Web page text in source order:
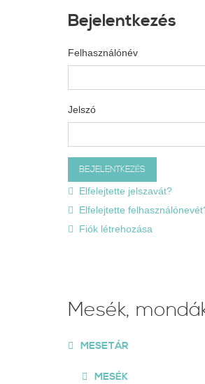
Bejelentkezés
Felhasználónév
Jelszó
Elfelejtette jelszavát?
Elfelejtette
Fiók létrehozása
Mesék,
MESETÁR
MESÉK